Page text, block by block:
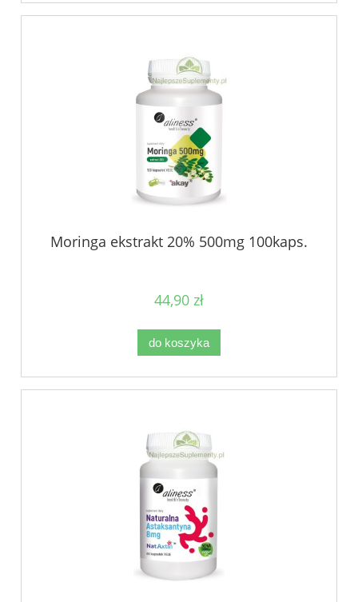
Moringa ekstrakt 20% 500mg 100kaps.
44,90 zł
do koszyka